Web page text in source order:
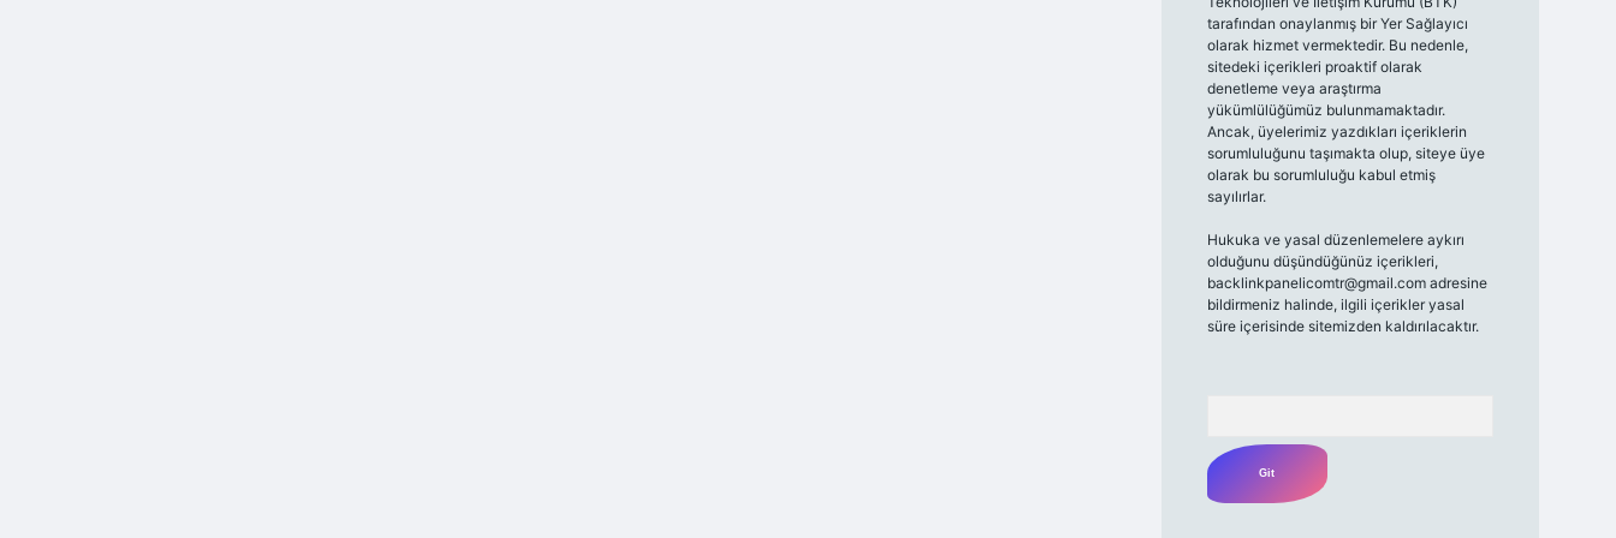
tarafından onaylanmış bir Yer Sağlayıcı
olarak hizmet vermektedir. Bu nedenle,
sitedeki içerikleri proaktif olarak
denetleme veya araştırma
yükümlülüğümüz bulunmamaktadır.
Ancak, üyelerimiz yazdıkları içeriklerin
sorumluluğunu taşımakta olup, siteye üye
olarak bu sorumluluğu kabul etmiş
sayılırlar.
Hukuka ve yasal düzenlemelere aykırı
olduğunu düşündüğünüz içerikleri,
backlinkpanelicomtr@gmail.comadresine
bildirmeniz halinde, ilgili içerikler yasal
süre içerisinde sitemizden kaldırılacaktır.